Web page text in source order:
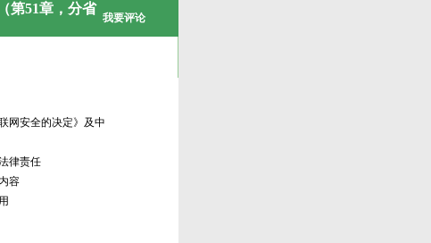
第51章，分省
我要评论
网安全的决定》及中
律责任
容